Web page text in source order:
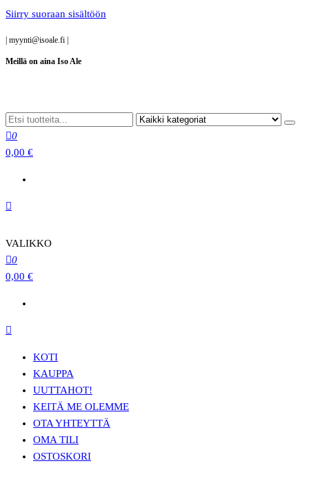
Siirry suoraan sisältöön
myynti@isoale.fi
Meillä on aina Iso Ale
0
0,00 €
VALIKKO
0
0,00 €
KOTI
KAUPPA
UUTTAHOT!
KEITÄ ME OLEMME
OTA YHTEYTTÄ
OMA TILI
OSTOSKORI